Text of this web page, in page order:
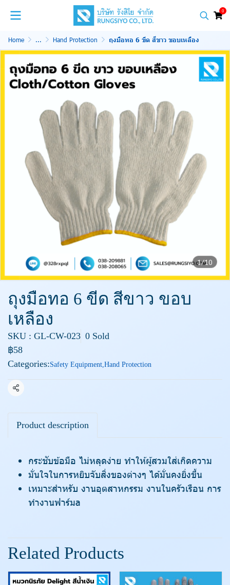
0
Home ... Hand Protection ถุงมือทอ 6 ขีด สีขาว ขอบเหลือง
1/10
ถุงมือทอ 6 ขีด สีขาว ขอบ
เหลือง
SKU : GL-CW-023 0 Sold
฿58
Categories:Safety Equipment,Hand Protection
Share
Product description
กระชับข้อมือ ไม่หลุดง่าย ทำให้ผู้สวมใส่เกิดความ
มั่นใจในการหยิบจับสิ่งของต่างๆ ได้มั่นคงยิ่งขึ้น
เหมาะสำหรับ งานอุตสาหกรรม งานในครัวเรือน การ
ทำงานฟาร์มa
Related Products